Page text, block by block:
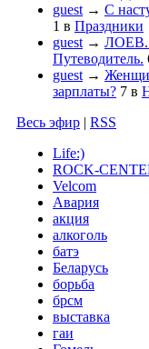
guest → С
1 в Праздники
guest → ЛОЕВ.
Путеводитель.
guest →
зарплаты? 7 в
Весь эфир | RSS
Life:)
ROCK-
Velcom
Авария
акция
алкоголь
батэ
Беларусь
борьба
брсм
выставка
гаи